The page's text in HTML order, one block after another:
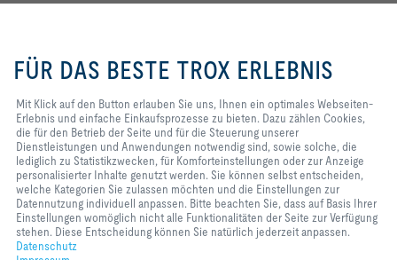
YOUTUBE
FACEBOOK
LINKEDIN
INSTAGRAM
Home Kontakt Impressum Einkaufsbedingungen
Sie uns, Ihnen ein optimales
Webseiten-Erlebnis und einfache
zählen Cookies, die für den
Betrieb der Seite und für die
Steuerung unserer
Dienstleistungen und
Anwendungen notwendig sind,
sowie solche, die lediglich zu
Statistikzwecken, für
Komforteinstellungen oder zur
Anzeige personalisierter Inhalte
genutzt werden. Sie können selbst
FÜR DAS BESTE TROX ERLEBNIS
Mit Klick auf den Button erlauben Sie uns, Ihnen ein optimales Webseiten-
Erlebnis und einfache Einkaufsprozesse zu bieten. Dazu zählen Cookies,
die für den Betrieb der Seite und für die Steuerung unserer
Dienstleistungen und Anwendungen notwendig sind, sowie solche, die
lediglich zu Statistikzwecken, für Komforteinstellungen oder zur Anzeige
personalisierter Inhalte genutzt werden. Sie können selbst entscheiden,
welche Kategorien Sie zulassen möchten und die Einstellungen zur
Datennutzung individuell anpassen. Bitte beachten Sie, dass auf Basis Ihrer
Einstellungen womöglich nicht alle Funktionalitäten der Seite zur Verfügung
stehen. Diese Entscheidung können Sie natürlich jederzeit anpassen.
Datenschutz